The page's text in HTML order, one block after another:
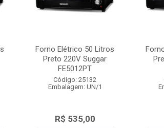
Forno Elétrico 50 Litros
Preto 220V Suggar
FE5012PT
Código: 25132
Embalagem: UN/1
R$ 535,00